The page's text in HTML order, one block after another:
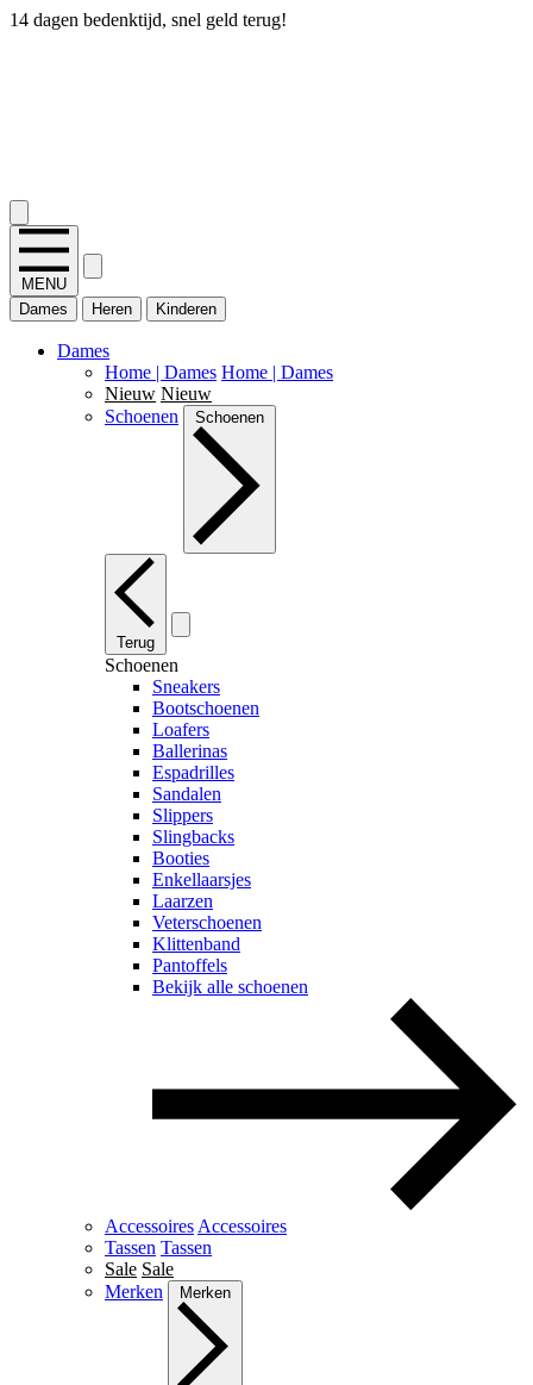
14 dagen bedenktijd, snel geld terug!
MENU
Dames
Heren Kinderen
Dames
Home | Dames Home | Dames
Nieuw Nieuw
Schoenen
Schoenen
Terug
Schoenen
Sneakers
Bootschoenen
Loafers
Ballerinas
Espadrilles
Sandalen
Slippers
Slingbacks
Booties
Enkellaarsjes
Laarzen
Veterschoenen
Klittenband
Pantoffels
Bekijk alle schoenen
Accessoires Accessoires
Tassen Tassen
Sale Sale
Merken
Merken